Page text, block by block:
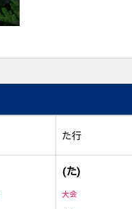
た行
(た)
大会